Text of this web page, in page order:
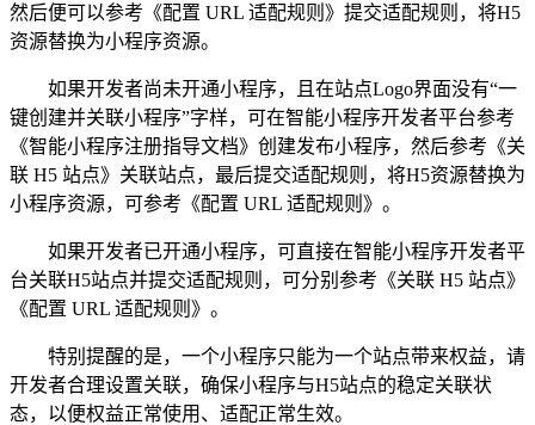
然后便可以参考《配置 URL 适配规则》提交适配规则，将H5
资源替换为小程序资源。
如果开发者尚未开通小程序，且在站点Logo界面没有“一
键创建并关联小程序”字样，可在智能小程序开发者平台参考
《智能小程序注册指导文档》创建发布小程序，然后参考《关
联 H5 站点》关联站点，最后提交适配规则，将H5资源替换为
小程序资源，可参考《配置 URL 适配规则》。
如果开发者已开通小程序，可直接在智能小程序开发者平
台关联H5站点并提交适配规则，可分别参考《关联 H5 站点》
《配置 URL 适配规则》。
特别提醒的是，一个小程序只能为一个站点带来权益，请
开发者合理设置关联，确保小程序与H5站点的稳定关联状
态，以便权益正常使用、适配正常生效。